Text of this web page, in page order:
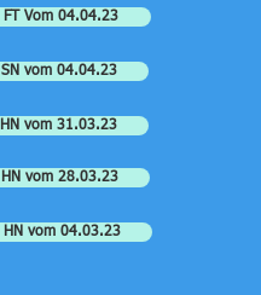
FT Vom 04.04.23
SN vom 04.04.23
HN vom 31.03.23
HN vom 28.03.23
HN vom 04.03.23